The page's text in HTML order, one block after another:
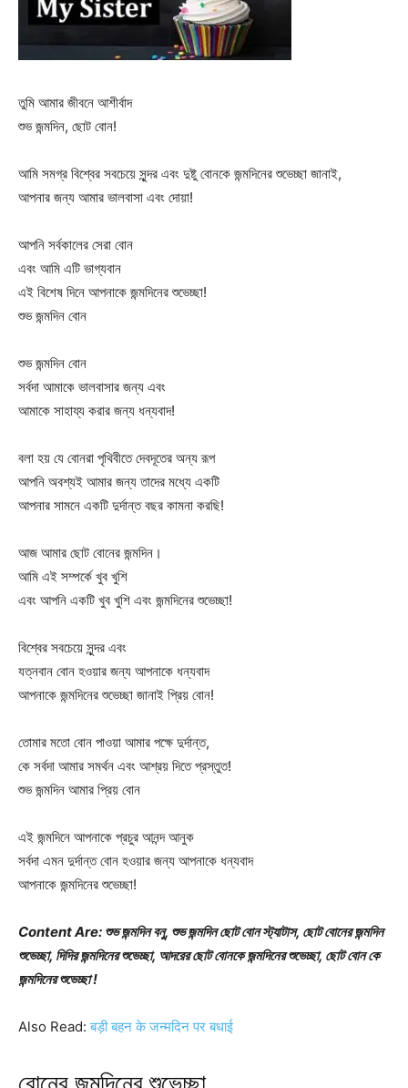
তুমি আমার জীবনে আশীর্বাদ
শুভ জন্মদিন, ছোট বোন!
আমি সমগ্র বিশ্বের সবচেয়ে সুন্দর এবং দুষ্টু বোনকে জন্মদিনের শুভেচ্ছা জানাই,
আপনার জন্য আমার ভালবাসা এবং দোয়া!
আপনি সর্বকালের সেরা বোন
এবং আমি এটি ভাগ্যবান
এই বিশেষ দিনে আপনাকে জন্মদিনের শুভেচ্ছা!
শুভ জন্মদিন বোন
শুভ জন্মদিন বোন
সর্বদা আমাকে ভালবাসার জন্য এবং
আমাকে সাহায্য করার জন্য ধন্যবাদ!
বলা হয় যে বোনরা পৃথিবীতে দেবদূতের অন্য রূপ
আপনি অবশ্যই আমার জন্য তাদের মধ্যে একটি
আপনার সামনে একটি দুর্দান্ত বছর কামনা করছি!
আজ আমার ছোট বোনের জন্মদিন।
আমি এই সম্পর্কে খুব খুশি
এবং আপনি একটি খুব খুশি এবং জন্মদিনের শুভেচ্ছা!
বিশ্বের সবচেয়ে সুন্দর এবং
যত্নবান বোন হওয়ার জন্য আপনাকে ধন্যবাদ
আপনাকে জন্মদিনের শুভেচ্ছা জানাই প্রিয় বোন!
তোমার মতো বোন পাওয়া আমার পক্ষে দুর্দান্ত,
কে সর্বদা আমার সমর্থন এবং আশ্রয় দিতে প্রস্তুত!
শুভ জন্মদিন আমার প্রিয় বোন
এই জন্মদিনে আপনাকে প্রচুর আনন্দ আনুক
সর্বদা এমন দুর্দান্ত বোন হওয়ার জন্য আপনাকে ধন্যবাদ
আপনাকে জন্মদিনের শুভেচ্ছা!
Content Are: শুভ জন্মদিন বনু, শুভ জন্মদিন ছোট বোন স্ট্যাটাস, ছোট বোনের জন্মদিন
শুভেচ্ছা, দিদির জন্মদিনের শুভেচ্ছা, আদরের ছোট বোনকে জন্মদিনের শুভেচ্ছা, ছোট বোন কে
জন্মদিনের শুভেচ্ছা !
Also Read:बड़ी बहन के जन्मदिन पर बधाई